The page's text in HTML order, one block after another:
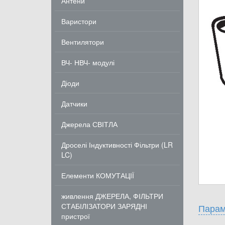
Варистори
Вентилятори
ВЧ- НВЧ- модулі
Діоди
Датчики
Джерела СВІТЛА
Дроселі Індуктивності Фільтри (LR
LC)
Елементи КОМУТАЦІЇ
живлення ДЖЕРЕЛА, ФІЛЬТРИ
СТАБІЛІЗАТОРИ ЗАРЯДНІ
пристрої